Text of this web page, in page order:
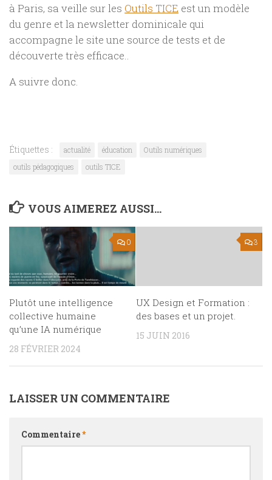
à Paris, sa veille sur les Outils TICE est un modèle
du genre et la newsletter dominicale qui
accompagne le site une source de tests et de
découverte très efficace..
A suivre donc.
Étiquettes : actualité éducation
Outils numériques
outils pédagogiques
outils TICE
VOUS AIMEREZ AUSSI...
0
Plutôt une intelligence
collective humaine
qu’une IA numérique
28 FÉVRIER 2024
3
UX Design et Formation :
des bases et un projet.
15 JUIN 2016
LAISSER UN COMMENTAIRE
Commentaire*